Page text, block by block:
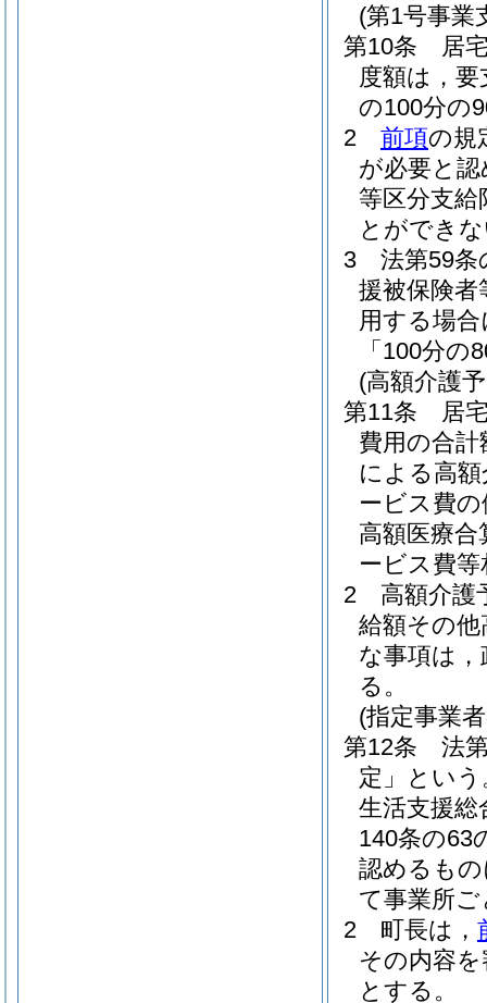
(第1号事業
第10条
居
度額は，
の100分の
2
前項の規
が必要と
等区分支
とができ
3
法第59
援被保険
用する場
「100分の
(高額介護
第11条
居
費用の合
による高
ービス費
高額医療
ービス費
2
高額介護
給額その
な事項は
る。
(指定事業
第12条
法
定」という
生活支援総
140条の63
認めるも
て事業所
2
町長は，
その内容
とする。